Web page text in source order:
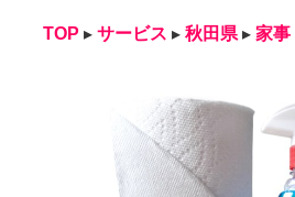
TOP ▸ サービス ▸ 秋田県 ▸ 家事